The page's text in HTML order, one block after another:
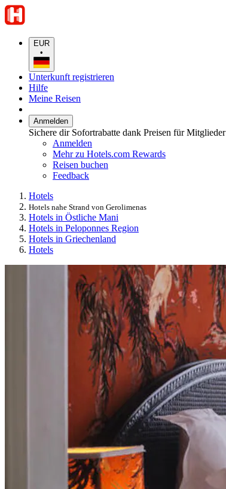
EUR
•
Unterkunft registrieren
Hilfe
Meine Reisen
Anmelden
Sichere dir Sofortrabatte dank Preisen für Mitglieder
Anmelden
Mehr zu Hotels.com Rewards
Reisen buchen
Feedback
Hotels
Hotels nahe Strand von Gerolimenas
Hotels in Östliche Mani
Hotels in Peloponnes Region
Hotels in Griechenland
Hotels